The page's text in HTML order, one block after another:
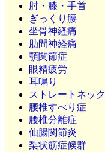
肘・膝・手首
ぎっくり腰
坐骨神経痛
肋間神経痛
顎関節症
眼精疲労
耳鳴り
ストレートネック
腰椎すべり症
腰椎分離症
仙腸関節炎
梨状筋症候群